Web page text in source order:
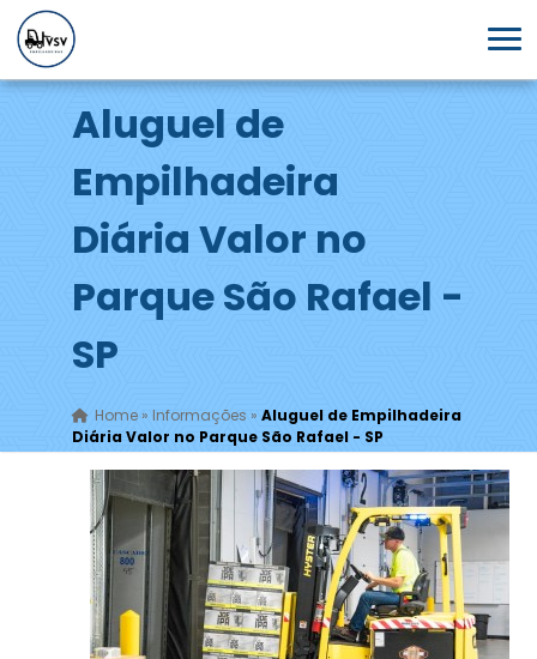
Aluguel de
Empilhadeira
Diária Valor no
Parque São Rafael -
SP
Home» Informações » Aluguel de Empilhadeira
Diária Valor no Parque São Rafael - SP